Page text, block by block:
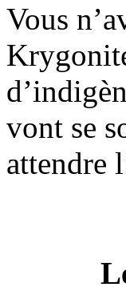
Vous
vont se
attendre